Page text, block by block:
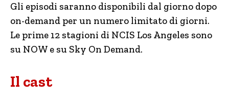
Gli episodi saranno disponibili dal giorno dopo
on-demand per un numero limitato di giorni.
Le prime 12 stagioni di NCIS Los Angeles sono
su NOW e su Sky On Demand.
Il cast